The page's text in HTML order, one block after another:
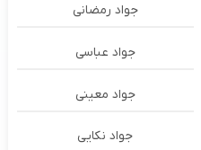
جواد رمضانی
جواد عباسی
جواد معینی
جواد نکایی